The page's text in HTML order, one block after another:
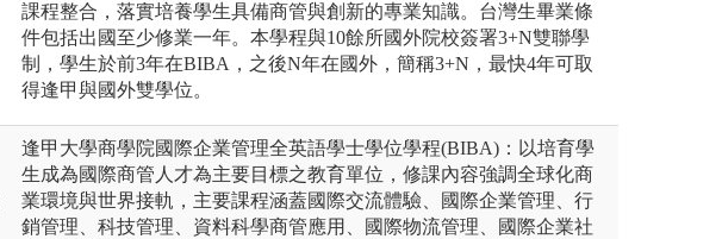
課程整合，落實培養學生具備商管與創新的專業知識。台灣生畢業條
件包括出國至少修業一年。本學程與10餘所國外院校簽署3+N雙聯學
制，學生於前3年在BIBA，之後N年在國外，簡稱3+N，最快4年可取
得逢甲與國外雙學位。
逢甲大學商學院國際企業管理全英語學士學位學程(BIBA)：以培育學
生成為國際商管人才為主要目標之教育單位，修課內容強調全球化商
業環境與世界接軌，主要課程涵蓋國際交流體驗、國際企業管理、行
銷管理、科技管理、資料科學商管應用、國際物流管理、國際企業社